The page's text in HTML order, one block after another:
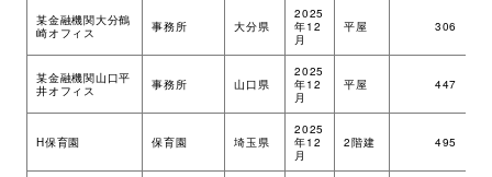
建築実例
取扱商品
某金融機関大分鶴
崎オフィス
事務所 大分県
2025
年12
月
平屋 306
某金融機関山口平
井オフィス
事務所 山口県
2025
年12
月
平屋 447
H保育園 保育園 埼玉県
2025
年12
月
2階建 495